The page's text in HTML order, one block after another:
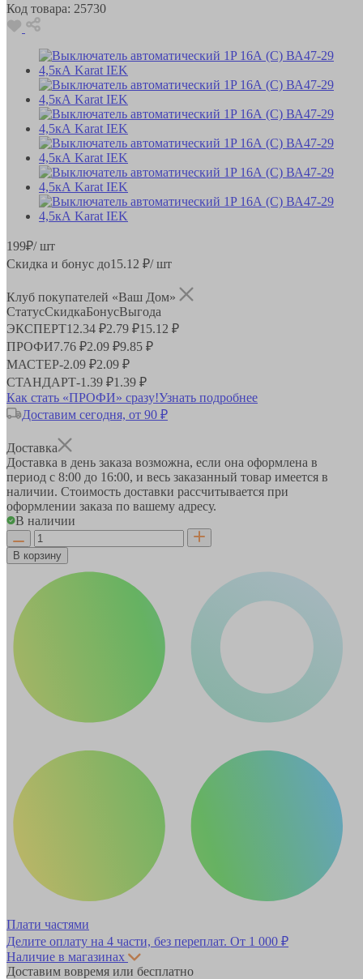
Код товара: 25730
199₽/ шт
Скидка и бонус до15.12 ₽/ шт
Клуб покупателей «Ваш Дом»
СтатусСкидкаБонусВыгода
ЭКСПЕРТ12.34 ₽2.79 ₽15.12 ₽
ПРОФИ7.76 ₽2.09 ₽9.85 ₽
МАСТЕР-2.09 ₽2.09 ₽
СТАНДАРТ-1.39 ₽1.39 ₽
Как стать «ПРОФИ» сразу!Узнать подробнее
Доставим сегодня, от 90 ₽
Доставка
Доставка в день заказа возможна, если она оформлена в
период с 8:00 до 16:00, и весь заказанный товар имеется в
наличии. Стоимость доставки рассчитывается при
оформлении заказа по вашему адресу.
В наличии
В корзину
Плати частями
Делите оплату на 4 части, без переплат. От 1 000 ₽
Наличие в магазинах
Доставим вовремя или бесплатно